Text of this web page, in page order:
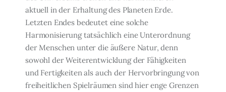
aktuell in der Erhaltung des Planeten Erde.
Letzten Endes bedeutet eine solche
Harmonisierung tatsächlich eine Unterordnung
der Men­schen unter die äußere Natur, denn
sowohl der Weiterentwicklung der Fähigkeiten
und Fertigkeiten als auch der Hervorbringung von
freiheitlichen Spielräumen sind hier enge Grenzen